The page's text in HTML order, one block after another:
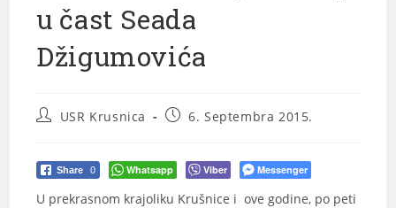
u čast Seada
Džigumovića
USR Krusnica 6. Septembra 2015.
Share 0 Whatsapp Viber Messenger
U prekrasnom krajoliku Krušnice i ove godine, po peti